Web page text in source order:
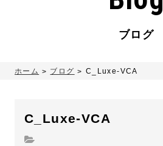
ブログ
ホーム ブログ C_Luxe-VCA
C_Luxe-VCA